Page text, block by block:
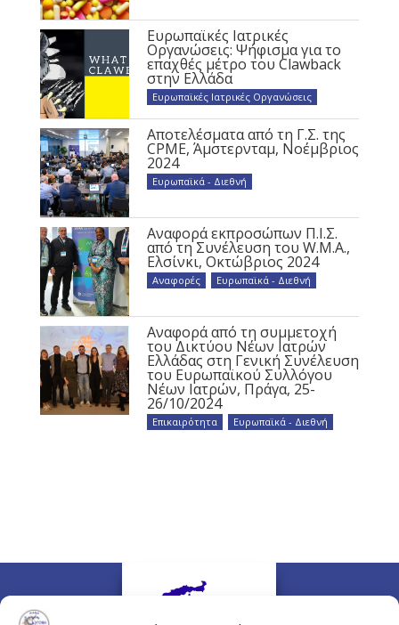
Ευρωπαϊκές Ιατρικές
Οργανώσεις: Ψήφισμα για το
επαχθές μέτρο του Clawback
στην Ελλάδα
Ευρωπαϊκές Ιατρικές Οργανώσεις
Αποτελέσματα από τη Γ.Σ. της
CPME, Άμστερνταμ, Νοέμβριος
2024
Ευρωπαϊκά - Διεθνή
Αναφορά εκπροσώπων Π.Ι.Σ.
από τη Συνέλευση του W.M.A.,
Ελσίνκι, Οκτώβριος 2024
Αναφορές Ευρωπαϊκά - Διεθνή
Αναφορά από τη συμμετοχή
του Δικτύου Νέων Ιατρών
Ελλάδας στη Γενική Συνέλευση
του Ευρωπαϊκού Συλλόγου
Νέων Ιατρών, Πράγα, 25-
26/10/2024
Επικαιρότητα Ευρωπαϊκά - Διεθνή